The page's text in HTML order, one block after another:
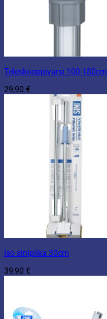
Teleskooppivarsi 100-180cm
29,90 €
Iso sinipiika 30cm
39,90 €